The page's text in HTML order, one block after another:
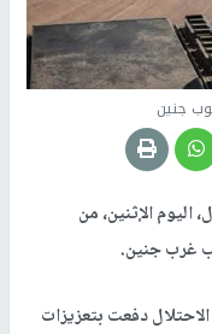
جنين
اليوم الإثنين، من
غرب جنين.
دفعت بتعزيزات